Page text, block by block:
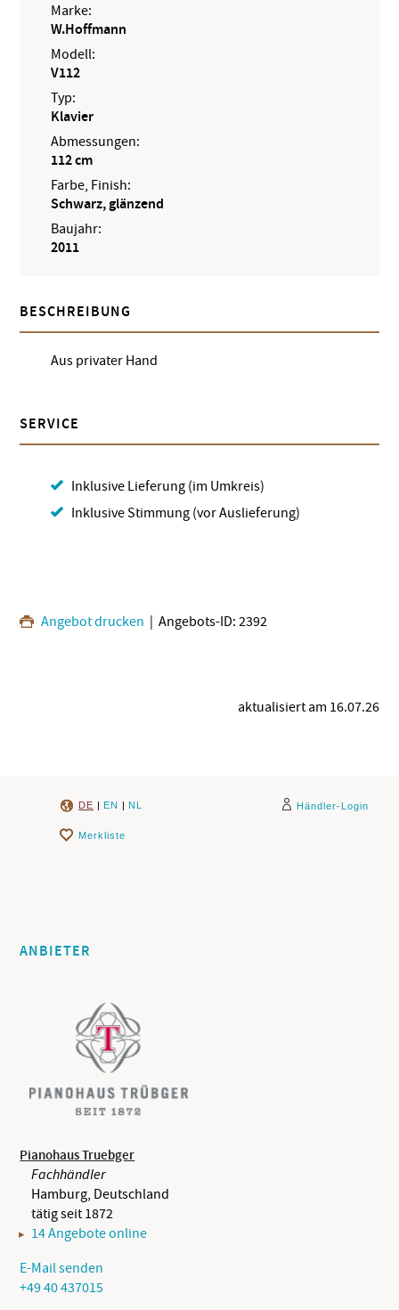
Marke:
W.Hoffmann
Modell:
V112
Typ:
Klavier
Abmessungen:
112 cm
Farbe, Finish:
Schwarz, glänzend
Baujahr:
2011
BESCHREIBUNG
Aus privater Hand
SERVICE
Inklusive Lieferung (im Umkreis)
Inklusive Stimmung (vor Auslieferung)
Angebot drucken | Angebots-ID: 2392
aktualisiert am 16.07.26
DE | EN | NL Händler-Login
Merkliste
ANBIETER
Pianohaus Truebger
Fachhändler
Hamburg, Deutschland
tätig seit 1872
14 Angebote online
E-Mail senden
+49 40 437015